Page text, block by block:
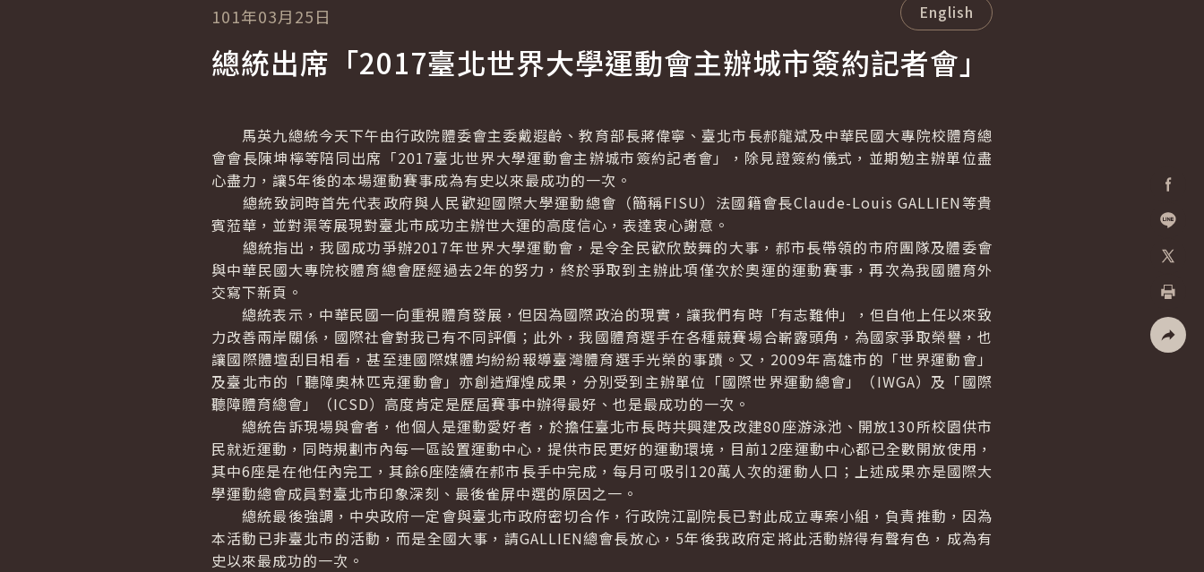
加入好
列印
101年03月25日 English
總統出席「2017臺北世界大學運動會主辦城市簽約記者會」
馬英九總統今天下午由行政院體委會主委戴遐齡、教育部長蔣偉寧、臺北市長郝龍斌及中華民國大專院校體育總
會會長陳坤檸等陪同出席「2017臺北世界大學運動會主辦城市簽約記者會」，除見證簽約儀式，並期勉主辦單位盡
心盡力，讓5年後的本場運動賽事成為有史以來最成功的一次。
總統致詞時首先代表政府與人民歡迎國際大學運動總會（簡稱FISU）法國籍會長Claude-Louis GALLIEN等貴
賓蒞華，並對渠等展現對臺北市成功主辦世大運的高度信心，表達衷心謝意。
總統指出，我國成功爭辦2017年世界大學運動會，是令全民歡欣鼓舞的大事，郝市長帶領的市府團隊及體委會
與中華民國大專院校體育總會歷經過去2年的努力，終於爭取到主辦此項僅次於奧運的運動賽事，再次為我國體育外
交寫下新頁。
總統表示，中華民國一向重視體育發展，但因為國際政治的現實，讓我們有時「有志難伸」，但自他上任以來致
力改善兩岸關係，國際社會對我已有不同評價；此外，我國體育選手在各種競賽場合嶄露頭角，為國家爭取榮譽，也
讓國際體壇刮目相看，甚至連國際媒體均紛紛報導臺灣體育選手光榮的事蹟。又，2009年高雄市的「世界運動會」
及臺北市的「聽障奧林匹克運動會」亦創造輝煌成果，分別受到主辦單位「國際世界運動總會」（IWGA）及「國際
聽障體育總會」（ICSD）高度肯定是歷屆賽事中辦得最好、也是最成功的一次。
總統告訴現場與會者，他個人是運動愛好者，於擔任臺北市長時共興建及改建80座游泳池、開放130所校園供市
民就近運動，同時規劃市內每一區設置運動中心，提供市民更好的運動環境，目前12座運動中心都已全數開放使用，
其中6座是在他任內完工，其餘6座陸續在郝市長手中完成，每月可吸引120萬人次的運動人口；上述成果亦是國際大
學運動總會成員對臺北市印象深刻、最後雀屏中選的原因之一。
總統最後強調，中央政府一定會與臺北市政府密切合作，行政院江副院長已對此成立專案小組，負責推動，因為
本活動已非臺北市的活動，而是全國大事，請GALLIEN總會長放心，5年後我政府定將此活動辦得有聲有色，成為有
史以來最成功的一次。